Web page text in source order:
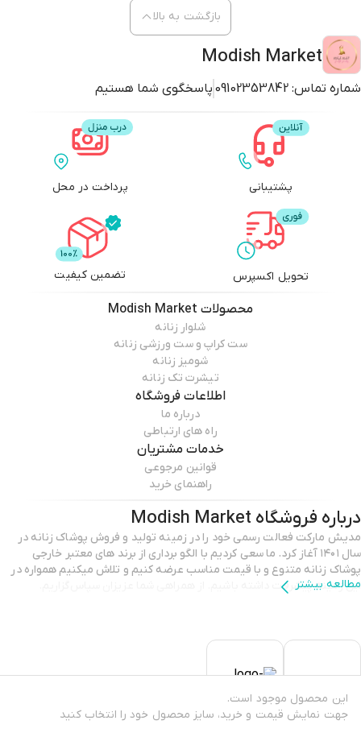
این محصول موجود است.
جهت نمایش قیمت و خرید، سایز محصول خود را انتخاب کنید
Modish Market
شماره تماس: 09102353842 پاسخگوی شما هستیم
بازگشت به بالا
پشتیبانی پرداخت در محل
تحویل اکسپرس تضمین کیفیت
محصولات Modish Market
شلوار زنانه
ست کراپ و ست ورزشی زنانه
شومیز زنانه
تیشرت تک زنانه
اطلاعات فروشگاه
درباره ما
راه های ارتباطی
خدمات مشتریان
قوانین مرجوعی
راهنمای خرید
درباره فروشگاه Modish Market
مدیش مارکت فعالت رسمی خود را در زمینه تولید و فروش پوشاک زنانه در
سال ۱۴۰۱ آغاز کرد. ما سعی کردیم با الگو برداری از برند های معتبر خارجی
پوشاک زنانه متنوع و با قیمت مناسب عرضه کنیم و تلاش میکنیم همواره در
این زمینه پیشرفت داشته باشیم. از همراهی شما عزیزان سپاس‌گزاریم.
مطالعه بیشتر